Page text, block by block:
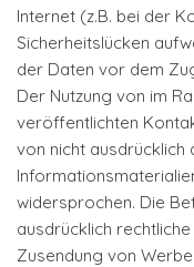
Internet (z.B. bei der
Sicherheitslücken
der Daten vor dem
Der Nutzung von im
veröffentlichten
von nicht
widersprochen. Die
ausdrücklich
Zusendung von